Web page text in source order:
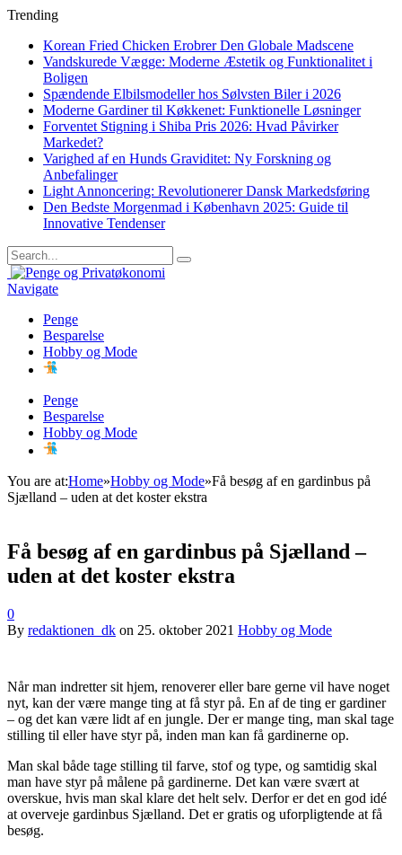
Trending
Korean Fried Chicken Erobrer Den Globale Madscene
Vandskurede Vægge: Moderne Æstetik og Funktionalitet i
Boligen
Spændende Elbilsmodeller hos Sølvsten Biler i 2026
Moderne Gardiner til Køkkenet: Funktionelle Løsninger
Forventet Stigning i Shiba Pris 2026: Hvad Påvirker
Markedet?
Varighed af en Hunds Graviditet: Ny Forskning og
Anbefalinger
Light Annoncering: Revolutionerer Dansk Markedsføring
Den Bedste Morgenmad i København 2025: Guide til
Innovative Tendenser
Navigate
Penge
Besparelse
Hobby og Mode
Penge
Besparelse
Hobby og Mode
You are at:Home»Hobby og Mode»Få besøg af en gardinbus på
Sjælland – uden at det koster ekstra
Få besøg af en gardinbus på Sjælland –
uden at det koster ekstra
0
By redaktionen_dk on 25. oktober 2021 Hobby og Mode
Når man indretter sit hjem, renoverer eller bare gerne vil have noget
nyt, kan der være mange ting at få styr på. En af de ting er gardiner
– og det kan være lidt af en jungle. Der er mange ting, man skal tage
stilling til eller have styr på, inden man kan få gardinerne op.
Man skal både tage stilling til farve, stof og type, og samtidig skal
man have styr på målene på gardinerne. Det kan være svært at
overskue, hvis man skal klare det helt selv. Derfor er det en god idé
at overveje gardinbus Sjælland. Det er gratis og uforpligtende at få
besøg.